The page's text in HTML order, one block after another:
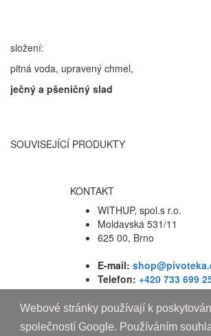
Webové stránky používají k
společností Google. Používáním
složení:
pitná voda, upravený chmel,
ječný a pšeničný slad
SOUVISEJÍCÍ PRODUKTY
KONTAKT
WITHUP, spol.s r.o.
Moldavská 531/11
625 00, Brno
E-mail:
Telefon: +420 733 699
Copyright © 2010-2019 An